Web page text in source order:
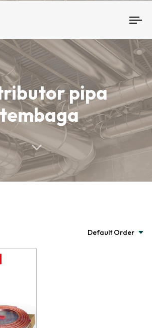
pipa
tembaga
Default Order